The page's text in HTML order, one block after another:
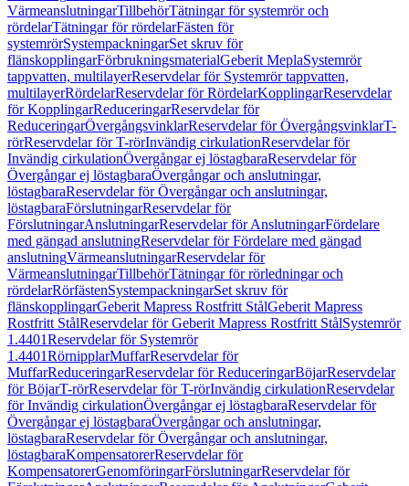
VärmeanslutningarTillbehörTätningar för systemrör och
rördelarTätningar för rördelarFästen för
systemrörSystempackningarSet skruv för
flänskopplingarFörbrukningsmaterialGeberit MeplaSystemrör
tappvatten, multilayerReservdelar för Systemrör tappvatten,
multilayerRördelarReservdelar för RördelarKopplingarReservdelar
för KopplingarReduceringarReservdelar för
ReduceringarÖvergångsvinklarReservdelar för ÖvergångsvinklarT-
rörReservdelar för T-rörInvändig cirkulationReservdelar för
Invändig cirkulationÖvergångar ej löstagbaraReservdelar för
Övergångar ej löstagbaraÖvergångar och anslutningar,
löstagbaraReservdelar för Övergångar och anslutningar,
löstagbaraFörslutningarReservdelar för
FörslutningarAnslutningarReservdelar för AnslutningarFördelare
med gängad anslutningReservdelar för Fördelare med gängad
anslutningVärmeanslutningarReservdelar för
VärmeanslutningarTillbehörTätningar för rörledningar och
rördelarRörfästenSystempackningarSet skruv för
flänskopplingarGeberit Mapress Rostfritt StålGeberit Mapress
Rostfritt StålReservdelar för Geberit Mapress Rostfritt StålSystemrör
1.4401Reservdelar för Systemrör
1.4401RörnipplarMuffarReservdelar för
MuffarReduceringarReservdelar för ReduceringarBöjarReservdelar
för BöjarT-rörReservdelar för T-rörInvändig cirkulationReservdelar
för Invändig cirkulationÖvergångar ej löstagbaraReservdelar för
Övergångar ej löstagbaraÖvergångar och anslutningar,
löstagbaraReservdelar för Övergångar och anslutningar,
löstagbaraKompensatorerReservdelar för
KompensatorerGenomföringarFörslutningarReservdelar för